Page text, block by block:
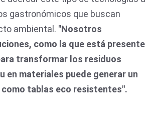
gastronómicos que buscan
ambiental. "Nosotros
como la que está presente
transformar los residuos
en materiales puede generar un
tablas eco resistentes".